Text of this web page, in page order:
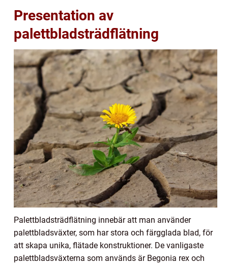
Presentation av
palettbladsträdflätning
Palettbladsträdflätning innebär att man använder
palettbladsväxter, som har stora och färgglada blad, för
att skapa unika, flätade konstruktioner. De vanligaste
palettbladsväxterna som används är Begonia rex och